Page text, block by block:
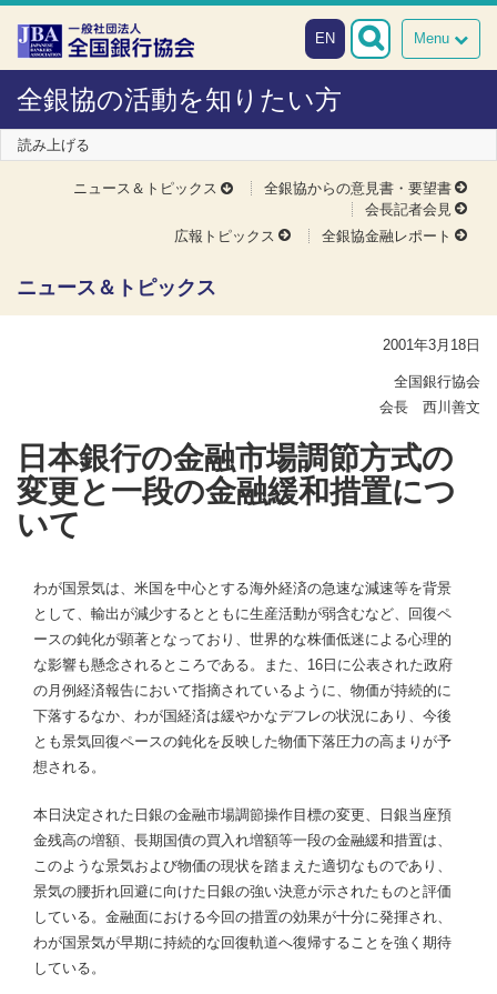
本文へスキップ
障がい者向け相談窓口
Menu
EN
全銀協の活動を知りたい方
読み上げる
ニュース＆トピックス
全銀協からの意見書・要望書
会長記者会見
広報トピックス
全銀協金融レポート
ニュース＆トピックス
2001年3月18日
全国銀行協会
会長 西川善文
日本銀行の金融市場調節方式の
変更と一段の金融緩和措置につ
いて
わが国景気は、米国を中心とする海外経済の急速な減速等を背景
として、輸出が減少するとともに生産活動が弱含むなど、回復ペ
ースの鈍化が顕著となっており、世界的な株価低迷による心理的
な影響も懸念されるところである。また、16日に公表された政府
の月例経済報告において指摘されているように、物価が持続的に
下落するなか、わが国経済は緩やかなデフレの状況にあり、今後
とも景気回復ペースの鈍化を反映した物価下落圧力の高まりが予
想される。
本日決定された日銀の金融市場調節操作目標の変更、日銀当座預
金残高の増額、長期国債の買入れ増額等一段の金融緩和措置は、
このような景気および物価の現状を踏まえた適切なものであり、
景気の腰折れ回避に向けた日銀の強い決意が示されたものと評価
している。金融面における今回の措置の効果が十分に発揮され、
わが国景気が早期に持続的な回復軌道へ復帰することを強く期待
している。